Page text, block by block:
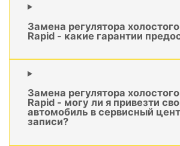
Замена регулятора
Rapid - какие гарантии
Замена регулятора
Rapid - могу ли я привезти
автомобиль в сервисный
записи?